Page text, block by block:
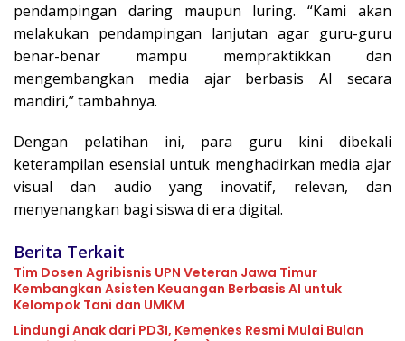
pendampingan daring maupun luring. “Kami akan
melakukan pendampingan lanjutan agar guru-guru
benar-benar mampu mempraktikkan dan
mengembangkan media ajar berbasis AI secara
mandiri,” tambahnya.
Dengan pelatihan ini, para guru kini dibekali
keterampilan esensial untuk menghadirkan media ajar
visual dan audio yang inovatif, relevan, dan
menyenangkan bagi siswa di era digital.
Berita Terkait
Tim Dosen Agribisnis UPN Veteran Jawa Timur
Kembangkan Asisten Keuangan Berbasis AI untuk
Kelompok Tani dan UMKM
Lindungi Anak dari PD3I, Kemenkes Resmi Mulai Bulan